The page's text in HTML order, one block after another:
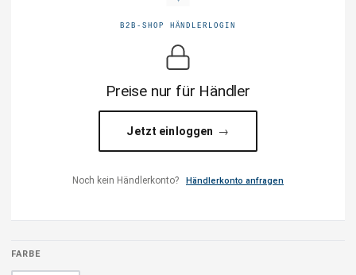
B2B-SHOP HÄNDLERLOGIN
Preise nur für Händler
Jetzt einloggen
Noch kein Händlerkonto? Händlerkonto anfragen
FARBE